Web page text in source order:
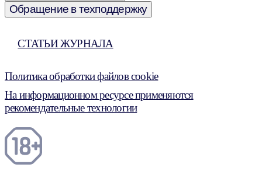
Обращение в техподдержку
СТАТЬИ ЖУРНАЛА
Политика обработки файлов cookie
На информационном ресурсе применяются
рекомендательные технологии